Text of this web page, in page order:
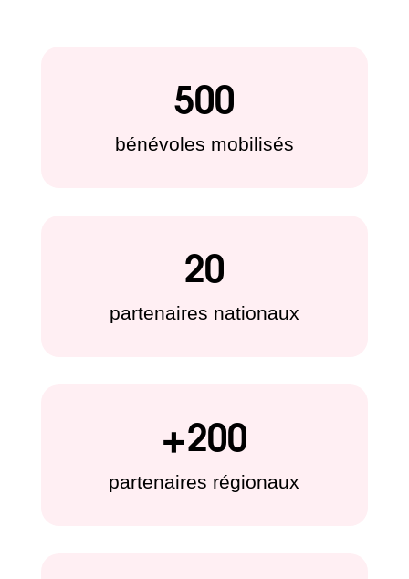
500
bénévoles mobilisés
20
partenaires nationaux
+200
partenaires régionaux